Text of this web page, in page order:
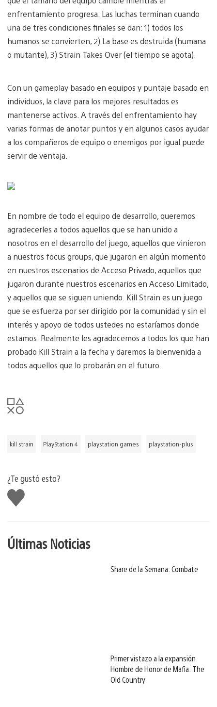
enfrentamiento progresa. Las luchas terminan cuando
una de tres condiciones finales se dan: 1) todos los
humanos se convierten, 2) La base es destruida (humana
o mutante), 3) Strain Takes Over (el tiempo se agota).
Con un gameplay basado en equipos y puntaje basado en
individuos, la clave para los mejores resultados es
mantenerse activos. A través del enfrentamiento hay
varias formas de anotar puntos y en algunos casos ayudar
a los compañeros de equipo o enemigos por igual puede
servir de ventaja.
En nombre de todo el equipo de desarrollo, queremos
agradecerles a todos aquellos que se han unido a
nosotros en el desarrollo del juego, aquellos que vinieron
a nuestros focus groups, que jugaron en algún momento
en nuestros escenarios de Acceso Privado, aquellos que
jugaron durante nuestros escenarios en Acceso Limitado,
y aquellos que se siguen uniendo. Kill Strain es un juego
que se esfuerza por ser dirigido por la comunidad y sin el
interés y apoyo de todos ustedes no estaríamos donde
estamos. Realmente les agradecemos a todos los que han
probado Kill Strain a la fecha y daremos la bienvenida a
todos aquellos que lo probarán en el futuro.
kill strain PlayStation 4 playstation games playstation-plus
¿Te gustó esto?
Me
gusta
Últimas Noticias
Share de la Semana: Combate
Primer vistazo a la expansión
Hombre de Honor de Mafia: The
Old Country